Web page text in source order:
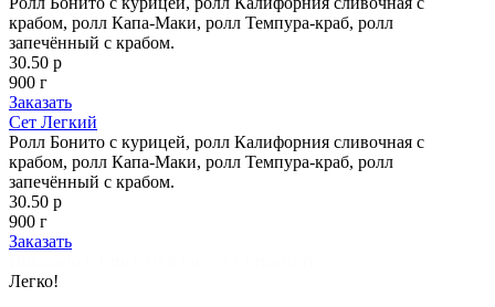
крабом, ролл Капа-Маки, ролл Темпура-краб, ролл
запечённый с крабом.
30.50 р
900 г
Заказать
Сет Легкий
Ролл Бонито с курицей, ролл Калифорния сливочная с
крабом, ролл Капа-Маки, ролл Темпура-краб, ролл
запечённый с крабом.
30.50 р
900 г
Заказать
Легко!